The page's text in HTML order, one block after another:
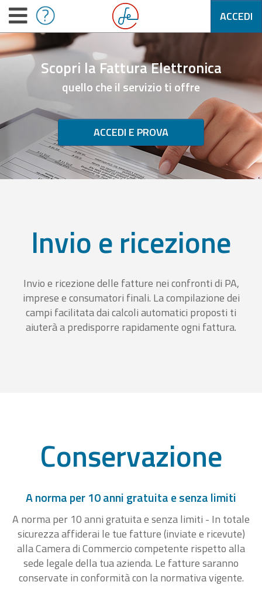
ACCEDI
Scopri la Fattura Elettronica
quello che il servizio ti offre
ACCEDI E PROVA
Invio e ricezione
Invio e ricezione delle fatture nei confronti di PA,
imprese e consumatori finali. La compilazione dei
campi facilitata dai calcoli automatici proposti ti
aiuterà a predisporre rapidamente ogni fattura.
Conservazione
A norma per 10 anni gratuita e senza limiti
A norma per 10 anni gratuita e senza limiti - In totale
sicurezza affiderai le tue fatture (inviate e ricevute)
alla Camera di Commercio competente rispetto alla
sede legale della tua azienda. Le fatture saranno
conservate in conformità con la normativa vigente.